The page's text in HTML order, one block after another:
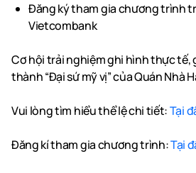
Đăng ký tham gia chương trình
Vietcombank
Cơ hội trải nghiệm ghi hình thực tế,
thành “Đại sứ mỹ vị” của Quán Nhà
Vui lòng tìm hiểu thể lệ chi tiết:Tại
Đăng kí tham gia chương trình:Tại